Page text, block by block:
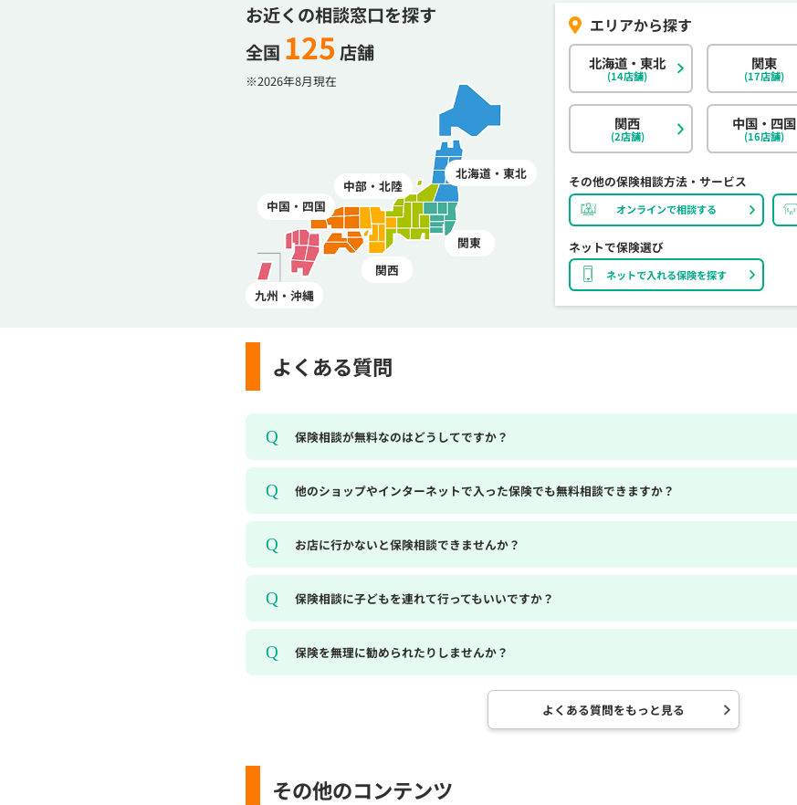
その他の保険相談方法・サービス
オンラインで相談する
ネットで保険選び
ネットで入れる保険を探す
お近くの相談窓口を探す
全国 125 店舗
北海道・東北
関東
中部・北陸
関西
中国・四国
九州・沖縄
北海道・東北
(14店舗)
関東
(17店舗)
関西
(2店舗)
中国・四国
(16店舗)
※2026年8月現在
よくある質問
保険相談が無料なのはどうしてですか？
他のショップやインターネットで入った保険でも無料相談できますか？
お店に行かないと保険相談できませんか？
保険相談に子どもを連れて行ってもいいですか？
保険を無理に勧められたりしませんか？
よくある質問をもっと見る
その他のコンテンツ